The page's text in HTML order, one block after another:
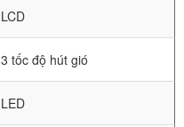
LCD
3 tốc độ hút gió
LED